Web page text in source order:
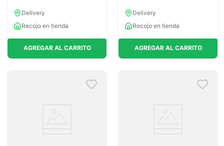
Delivery
Recojo en tienda
AGREGAR AL CARRITO
Delivery
Recojo en tienda
AGREGAR AL CARRITO